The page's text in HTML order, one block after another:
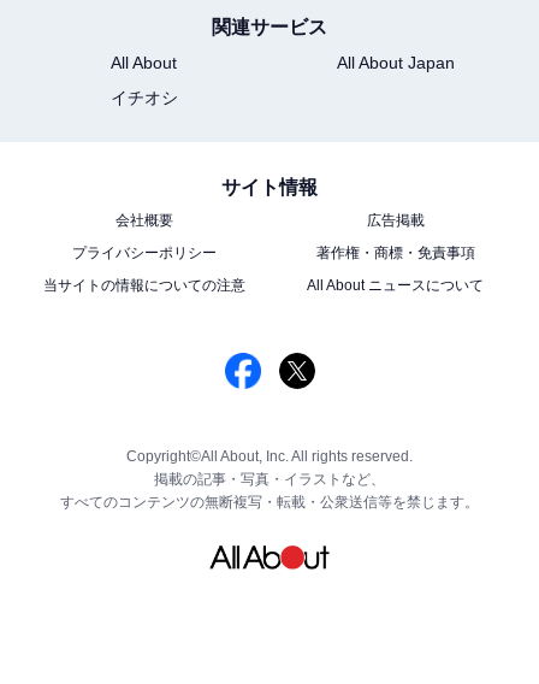
関連サービス
All About
All About Japan
イチオシ
サイト情報
会社概要
広告掲載
プライバシーポリシー
著作権・商標・免責事項
当サイトの情報についての注意
All About ニュースについて
Copyright©All About, Inc. All rights reserved.
掲載の記事・写真・イラストなど、
すべてのコンテンツの無断複写・転載・公衆送信等を禁じます。